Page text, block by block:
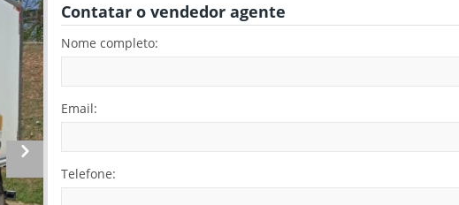
Contatar o vendedor agente
Nome completo:
Email:
Telefone: